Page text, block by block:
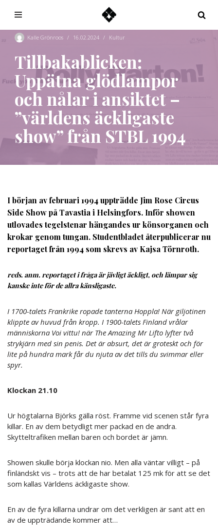
Kalle Grönroos 16.02.2024 Kultur
Tillbakablicken:
Uppätna glödlampor
och nålar i ansiktet –
”världens äckligaste
show” från STBL 1994
I början av februari 1994 uppträdde Jim Rose Circus
Side Show på Tavastia i Helsingfors. Inför showen
utlovades tegelstenar hängandes ur könsorganen och
krokar genom tungan. Studentbladet återpublicerar nu
reportaget från 1994 som skrevs av Kajsa Törnroth.
reds. anm. reportaget i fråga är jävligt äckligt, och lämpar sig
kanske inte för de allra känsligaste.
I 1700-talets Frankrike ropade tanterna Hoppla! När giljotinen
klippte av huvud från kropp. I 1900-talets Finland vrålar
människorna Voi vittu! när The Amazing Mr Lifto lyfter två
strykjärn med sin penis. Det är absurt, det är groteskt och för
lite på hundra mark får du njuta av det tills du svimmar eller
spyr.
Klockan 21.10
Ur högtalarna Björks gälla röst. Framme vid scenen står fyra
killar. En av dem betydligt mer packad en de andra.
Skytteltrafiken mellan baren och bordet är jämn.
Showen skulle börja klockan nio. Men alla väntar villigt – på
finländskt vis – trots att de har betalat 125 mk för att se det
som kallas Världens äckligaste show.
En av de fyra killarna undrar om det verkligen är sant att en
av de uppträdande kommer att…